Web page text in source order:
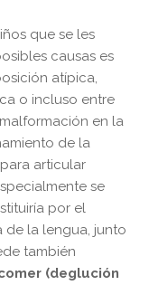
que se les
causas es
atípica,
o incluso entre
en la
de la
articular
se
por el
la lengua, junto
también
(deglución